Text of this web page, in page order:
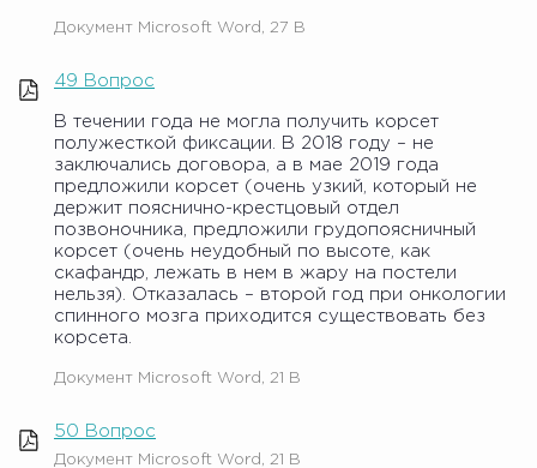
Документ Microsoft Word, 27 B
49 Вопрос
В течении года не могла получить корсет
полужесткой фиксации. В 2018 году – не
заключались договора, а в мае 2019 года
предложили корсет (очень узкий, который не
держит пояснично-крестцовый отдел
позвоночника, предложили грудопоясничный
корсет (очень неудобный по высоте, как
скафандр, лежать в нем в жару на постели
нельзя). Отказалась – второй год при онкологии
спинного мозга приходится существовать без
корсета.
Документ Microsoft Word, 21 B
50 Вопрос
Документ Microsoft Word, 21 B